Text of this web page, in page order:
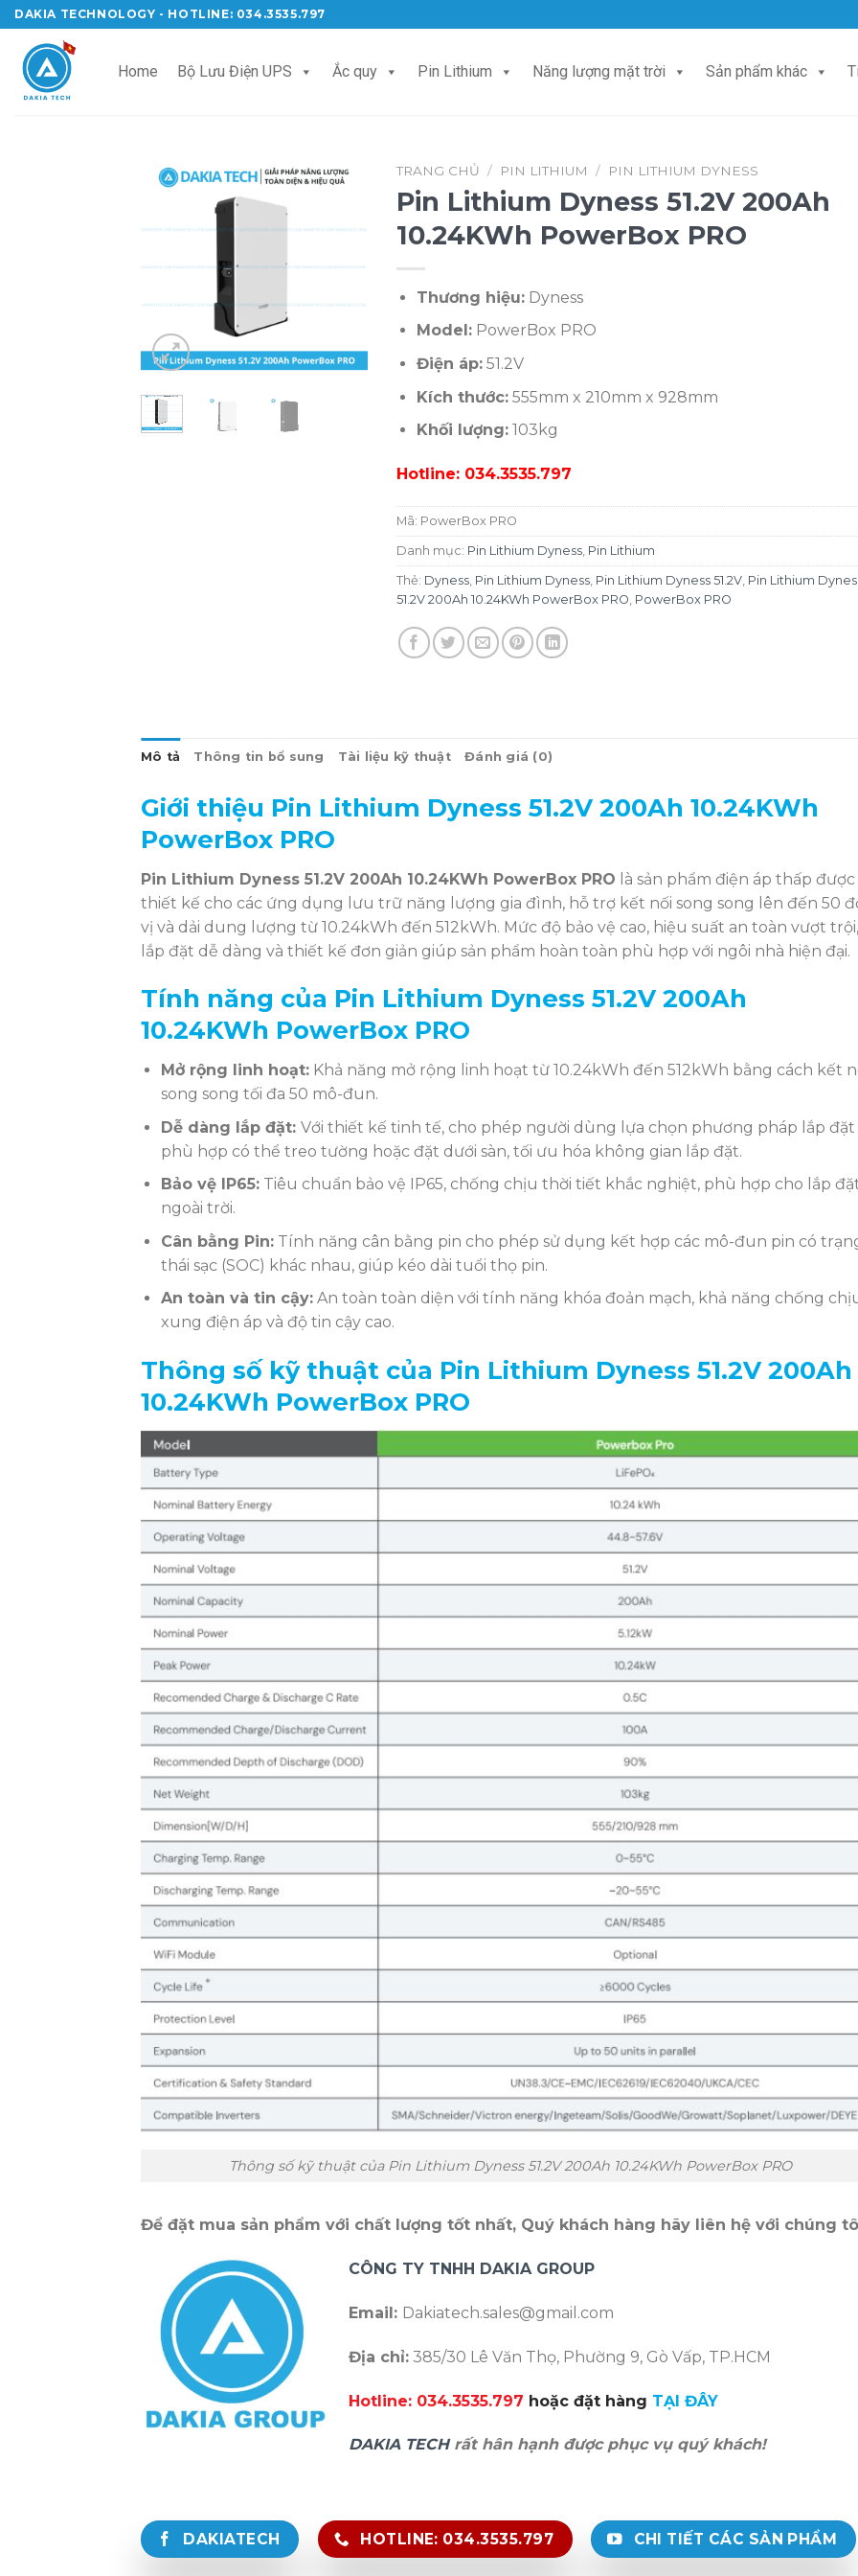
Skip
to
content
DAKIA TECHNOLOGY - HOTLINE: 034.3535.797
Home Bộ Lưu Điện UPS Ắc quy Pin Lithium Năng lượng mặt trời Sản phẩm khác
TRANG CHỦ / PIN LITHIUM / PIN LITHIUM DYNESS
Pin Lithium Dyness 51.2V 200Ah
10.24KWh PowerBox PRO
Thương hiệu: Dyness
Model :PowerBox PRO
Điện áp:51.2V
Kích thước:555mm x 210mm x 928mm
Khối lượng:103kg
Hotline: 034.3535.797
Mã: PowerBox PRO
Danh mục: Pin Lithium Dyness Pin Lithium
Thẻ: Dyness Pin Lithium Dyness Pin Lithium Dyness 51.2V Pin Lithium
51.2V 200Ah 10.24KWh PowerBox PRO PowerBox PRO
Mô tả Thông tin bổ sung Tài liệu kỹ thuật Đánh giá (0)
Giới thiệu Pin Lithium Dyness 51.2V 200Ah 10.24KWh
PowerBox PRO
Pin Lithium Dyness 51.2V 200Ah 10.24KWh PowerBox PRO là sản phẩm điện áp thấp được
thiết kế cho các ứng dụng lưu trữ năng lượng gia đình, hỗ trợ kết nối song song lên đến 50
vị và dải dung lượng từ 10.24kWh đến 512kWh. Mức độ bảo vệ cao, hiệu suất an toàn vượt trội,
lắp đặt dễ dàng và thiết kế đơn giản giúp sản phẩm hoàn toàn phù hợp với ngôi nhà hiện đại.
Tính năng của Pin Lithium Dyness 51.2V 200Ah
10.24KWh PowerBox PRO
Mở rộng linh hoạt:Khả năng mở rộng linh hoạt từ 10.24kWh đến 512kWh bằng cách kết
song song tối đa 50 mô-đun.
Dễ dàng lắp đặt: Với thiết kế tinh tế, cho phép người dùng lựa chọn phương pháp lắp đặt
phù hợp có thể treo tường hoặc đặt dưới sàn, tối ưu hóa không gian lắp đặt.
Bảo vệ IP65:Tiêu chuẩn bảo vệ IP65, chống chịu thời tiết khắc nghiệt, phù hợp cho lắp
ngoài trời.
Cân bằng Pin:Tính năng cân bằng pin cho phép sử dụng kết hợp các mô-đun pin có
thái sạc (SOC) khác nhau, giúp kéo dài tuổi thọ pin.
An toàn và tin cậy:An toàn toàn diện với tính năng khóa đoản mạch, khả năng chống
xung điện áp và độ tin cậy cao.
Thông số kỹ thuật của Pin Lithium Dyness 51.2V 200Ah
10.24KWh PowerBox PRO
Thông số kỹ thuật của Pin Lithium Dyness 51.2V 200Ah 10.24KWh PowerBox PRO
Để đặt mua sản phẩm với chất lượng tốt nhất, Quý khách hàng hãy liên hệ với chúng
CÔNG TY TNHH DAKIA GROUP
Email: Dakiatech.sales@gmail.com
Địa chỉ: 385/30 Lê Văn Thọ, Phường 9, Gò Vấp, TP.HCM
Hotline: 034.3535.797 hoặc đặt hàng TẠI ĐÂY
DAKIA TECHrất hân hạnh được phục vụ quý khách!
DAKIATECH HOTLINE: 034.3535.797 CHI TIẾT CÁC SẢN PHẨM